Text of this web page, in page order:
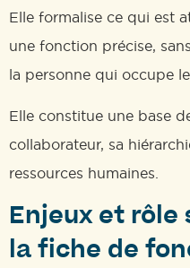
Elle formalise ce qui est
une fonction précise,
la personne qui occupe
Elle constitue une base
collaborateur, sa
ressources humaines.
Enjeux et rôle
la fiche de